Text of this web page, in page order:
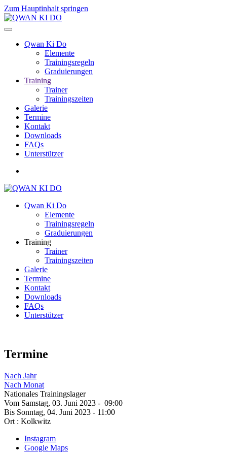
Zum Hauptinhalt springen
Qwan Ki Do
Elemente
Trainingsregeln
Graduierungen
Training
Trainer
Trainingszeiten
Galerie
Termine
Kontakt
Downloads
FAQs
Unterstützer
Qwan Ki Do
Elemente
Trainingsregeln
Graduierungen
Training
Trainer
Trainingszeiten
Galerie
Termine
Kontakt
Downloads
FAQs
Unterstützer
Termine
Nach Jahr
Nach Monat
Nationales Trainingslager
Vom Samstag, 03. Juni 2023 - 09:00
Bis Sonntag, 04. Juni 2023 - 11:00
Ort : Kolkwitz
Instagram
Google Maps